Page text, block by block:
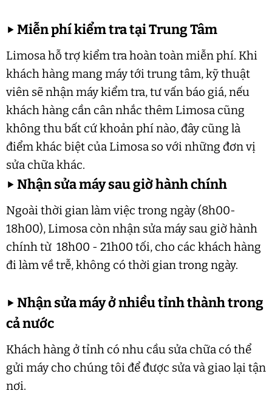
▶Miễn phí kiểm tra tại Trung Tâm
Limosa hỗ trợ kiểm tra hoàn toàn miễn phí. Khi
khách hàng mang máy tới trung tâm, kỹ thuật
viên sẽ nhận máy kiểm tra, tư vấn báo giá, nếu
khách hàng cần cân nhắc thêm Limosa cũng
không thu bất cứ khoản phí nào, đây cũng là
điểm khác biệt của Limosa so với những đơn vị
sửa chữa khác.
▶Nhận sửa máy sau giờ hành chính
Ngoài thời gian làm việc trong ngày (8h00-
18h00), Limosa còn nhận sửa máy sau giờ hành
chính từ 18h00 - 21h00 tối, cho các khách hàng
đi làm về trễ, không có thời gian trong ngày.
▶Nhận sửa máy ở nhiều tỉnh thành trong
cả nước
Khách hàng ở tỉnh có nhu cầu sửa chữa có thể
gửi máy cho chúng tôi để được sửa và giao lại tận
nơi.